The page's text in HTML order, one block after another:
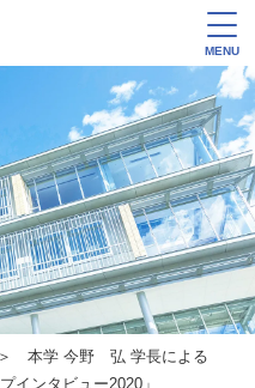
MENU
本学 今野 弘 学長による